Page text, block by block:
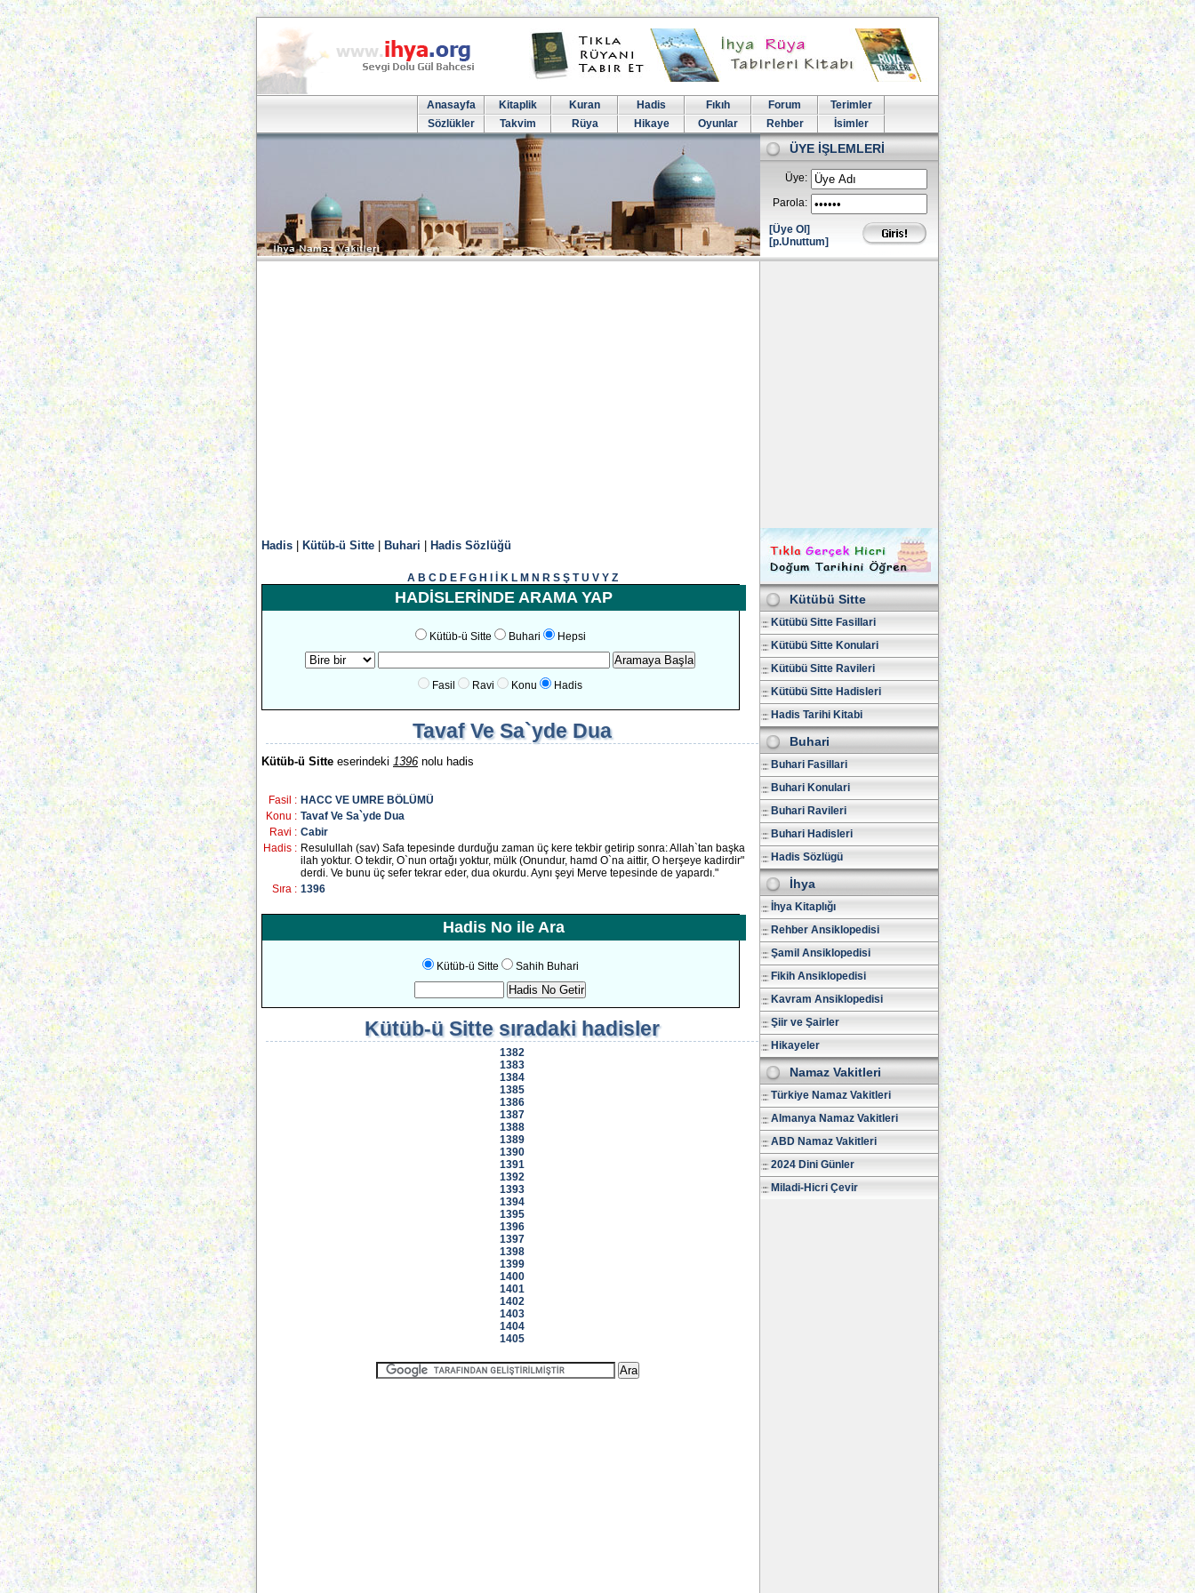
Anasayfa Kitaplik Kuran Hadis Fıkıh Forum
Terimler
Sözlükler
Takvim Rüya Hikaye Oyunlar Rehber İsimler
ÜYE İŞLEMLERİ
Üye:
Parola:
[Üye Ol]
[p.Unuttum]
Hadis Kütüb-ü Sitte Buhari Hadis Sözlüğü
A B C D E F G H K L M N R S Ş T U V Y Z
HADİSLERİNDE ARAMA YAP
Kütüb-ü Sitte Buhari Hepsi
Fasil Ravi Konu Hadis
Tavaf Ve Sa`yde Dua
Kütüb-ü Sitte eserindeki 1396 nolu hadis
Fasil : HACC VE UMRE BÖLÜMÜ
Konu : Tavaf Ve Sa`yde Dua
Ravi : Cabir
Hadis : Resulullah (sav) Safa tepesinde durduğu zaman üç kere tekbir getirip sonra: Allah`tan başka
ilah yoktur. O tekdir, O`nun ortağı yoktur, mülk (Onundur, hamd O`na aittir, O herşeye kadirdir"
derdi. Ve bunu üç sefer tekrar eder, dua okurdu. Aynı şeyi Merve tepesinde de yapardı."
Sıra : 1396
Hadis No ile Ara
Kütüb-ü Sitte Sahih Buhari
Kütüb-ü Sittesıradaki hadisler
1382
1383
1384
1385
1386
1387
1388
1389
1390
1391
1392
1393
1394
1395
1396
1397
1398
1399
1400
1401
1402
1403
1404
1405
Kütübü Sitte
Kütübü Sitte Fasillari
Kütübü Sitte Konulari
Kütübü Sitte Ravileri
Kütübü Sitte Hadisleri
Hadis Tarihi Kitabi
Buhari
Buhari Fasillari
Buhari Konulari
Buhari Ravileri
Buhari Hadisleri
Hadis Sözlügü
İhya
İhya Kitaplığı
Rehber Ansiklopedisi
Şamil Ansiklopedisi
Fikih Ansiklopedisi
Kavram Ansiklopedisi
Şiir ve Şairler
Hikayeler
Namaz Vakitleri
Türkiye Namaz Vakitleri
Almanya Namaz Vakitleri
ABD Namaz Vakitleri
2024 Dini Günler
Miladi-Hicri Çevir